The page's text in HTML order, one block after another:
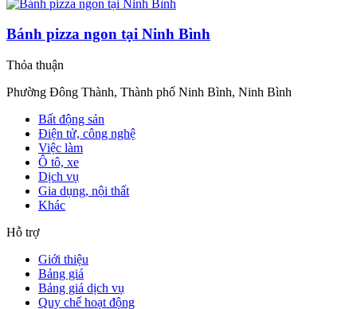
Bánh pizza ngon tại Ninh Bình
Thỏa thuận
Phường Đông Thành, Thành phố Ninh Bình, Ninh Bình
Bất động sản
Điện tử, công nghệ
Việc làm
Ô tô, xe
Dịch vụ
Gia dụng, nội thất
Khác
Hỗ trợ
Giới thiệu
Bảng giá
Bảng giá dịch vụ
Quy chế hoạt động